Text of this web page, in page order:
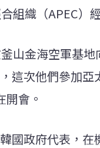
組織（APEC）
山金海空軍基
這次他們參加亞
會。
國政府代表，